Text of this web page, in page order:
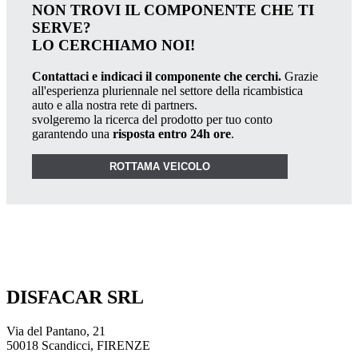
NON TROVI IL COMPONENTE CHE TI
SERVE?
LO CERCHIAMO NOI!
Contattaci e indicaci il componente che cerchi. Grazie
all'esperienza pluriennale nel settore della ricambistica
auto e alla nostra rete di partners.
svolgeremo la ricerca del prodotto per tuo conto
garantendo una risposta entro 24h ore.
ROTTAMA VEICOLO
DISFACAR SRL
Via del Pantano, 21
50018 Scandicci, FIRENZE